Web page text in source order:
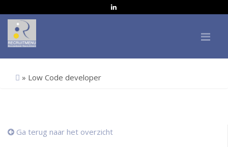
» Low Code developer
Ga terug naar het overzicht